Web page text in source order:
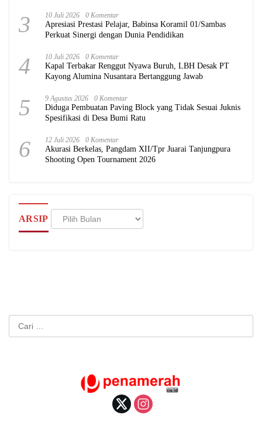
3 10 Juli 2026 0 Komentar
Apresiasi Prestasi Pelajar, Babinsa Koramil 01/Sambas
Perkuat Sinergi dengan Dunia Pendidikan
4 10 Juli 2026 0 Komentar
Kapal Terbakar Renggut Nyawa Buruh, LBH Desak PT
Kayong Alumina Nusantara Bertanggung Jawab
5 9 Agustus 2026 0 Komentar
Diduga Pembuatan Paving Block yang Tidak Sesuai Juknis
Spesifikasi di Desa Bumi Ratu
6 12 Juli 2026 0 Komentar
Akurasi Berkelas, Pangdam XII/Tpr Juarai Tanjungpura
Shooting Open Tournament 2026
ARSIP
Arsip